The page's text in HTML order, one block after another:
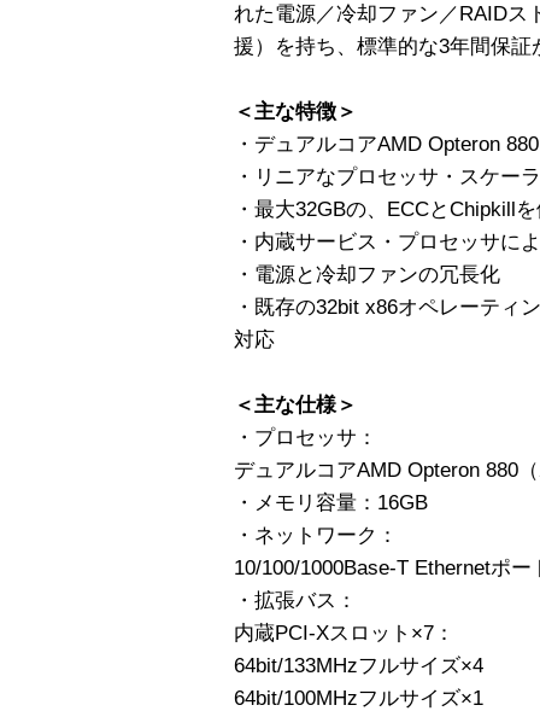
れた電源／冷却ファン／RAIDス
援）を持ち、標準的な3年間保証
＜主な特徴＞
・デュアルコアAMD Opteron
・リニアなプロセッサ・スケー
・最大32GBの、ECCとChipkill
・内蔵サービス・プロセッサに
・電源と冷却ファンの冗長化
・既存の32bit x86オペレーティ
対応
＜主な仕様＞
・プロセッサ：
デュアルコアAMD Opteron 880
・メモリ容量：16GB
・ネットワーク：
10/100/1000Base-T Ethernetポー
・拡張バス：
内蔵PCI-Xスロット×7：
64bit/133MHzフルサイズ×4
64bit/100MHzフルサイズ×1